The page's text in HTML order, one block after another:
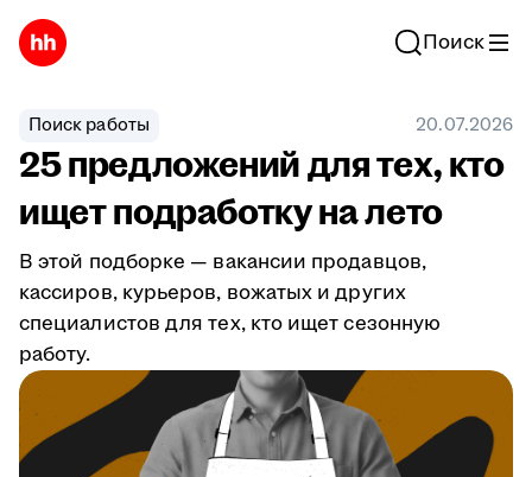
Поиск
Поиск работы 20.07.2026
25 предложений для тех, кто
ищет подработку на лето
В этой подборке — вакансии продавцов,
кассиров, курьеров, вожатых и других
специалистов для тех, кто ищет сезонную
работу.